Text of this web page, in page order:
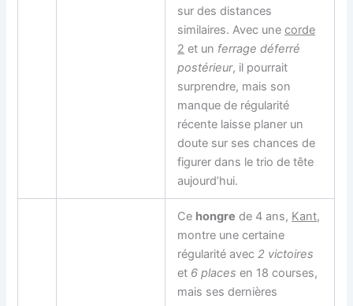
sur des distances
similaires. Avec unecorde
2 et un ferrage déferré
postérieur, il pourrait
surprendre, mais son
manque de régularité
récente laisse planer un
doute sur ses chances de
figurer dans le trio de tête
aujourd’hui.
Ce hongre de 4 ans, Kant,
montre une certaine
régularité avec 2 victoires
et 6 places en 18 courses,
mais ses dernières